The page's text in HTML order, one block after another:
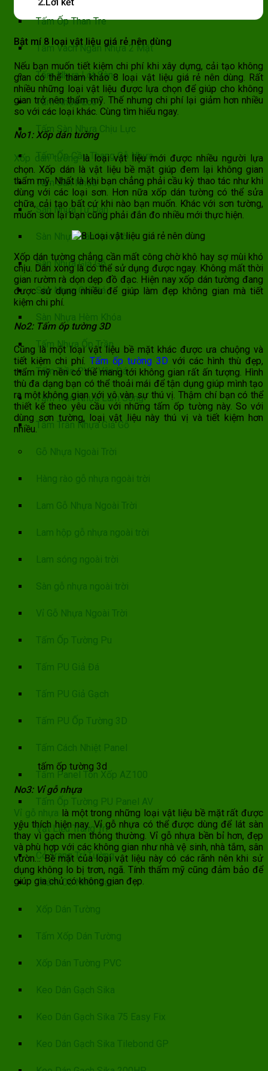
Tấm Ốp Than Tre
Tấm Vách Ngăn Nhựa 2 Mặt
Tấm Nhựa Lót Sàn
Tấm Nhựa Eco
Tấm Sàn Nhựa Chịu Lực
Tấm Ốp Cầu Thang Gỗ Nhựa
Tấm Sàn Nhựa
Sàn Nhựa Tự Dán
Sàn Nhựa Dán Keo Rời
Sàn Nhựa Giả Gỗ
Sàn Nhựa Giả Đá
Sàn Nhựa Hèm Khóa
Tấm Nhựa Ốp Trần
Tấm Trần PVC Vân Đá
Tấm Trần Nhựa Lam Sóng
Tấm Trần Nhựa Giả Gỗ
Gỗ Nhựa Ngoài Trời
Hàng rào gỗ nhựa ngoài trời
Lam Gỗ Nhựa Ngoài Trời
Lam hộp gỗ nhựa ngoài trời
Lam sóng ngoài trời
Sàn gỗ nhựa ngoài trời
Vỉ Gỗ Nhựa Ngoài Trời
Tấm Ốp Tường Pu
Tấm PU Giả Đá
Tấm PU Giả Gạch
Tấm PU Ốp Tường 3D
Tấm Cách Nhiệt Panel
Tấm Panel Tôn Xốp AZ100
Tấm Ốp Tường PU Panel AV
Vật Liệu Trang Trí
Cỏ Trang Trí Tường
Thảm Cỏ Nhân Tạo
Xốp Dán Tường
Tấm Xốp Dán Tường
Xốp Dán Tường PVC
Keo Dán Gạch Sika
Keo Dán Gạch Sika 75 Easy Fix
Keo Dán Gạch Sika Tilebond GP
Bật mí 8 loại vật liệu giá rẻ nên dùng
Nếu bạn muốn tiết kiệm chi phí khi xây dựng, cải tạo không
gian có thể tham khảo 8 loại vật liệu giá rẻ nên dùng. Rất
nhiều những loại vật liệu được lựa chọn để giúp cho không
gian trở nên thẩm mỹ. Thế nhưng chi phí lại giảm hơn nhiều
so với các loại khác. Cùng tìm hiểu ngay.
No1: Xốp dán tường
Xốp dán tườnglà loại vật liệu mới được nhiều người lựa
chọn. Xốp dán là vật liệu bề mặt giúp đem lại không gian
thẩm mỹ. Nhất là khi bạn chẳng phải cầu kỳ thao tác như khi
dùng với các loại sơn. Hơn nữa xốp dán tường có thể sửa
chữa, cải tạo bất cứ khi nào bạn muốn. Khác với sơn tường,
muốn sơn lại bạn cũng phải đắn đo nhiều mới thực hiện.
Xốp dán tường chẳng cần mất công chờ khô hay sợ mùi khó
chịu. Dán xong là có thể sử dụng được ngay. Không mất thời
gian rườm rà dọn dẹp đồ đạc. Hiện nay xốp dán tường đang
được sử dụng nhiều để giúp làm đẹp không gian mà tiết
kiệm chi phí.
No2: Tấm ốp tường 3D
Cũng là một loại vật liệu bề mặt khác được ưa chuộng và
tiết kiệm chi phí. Tấm ốp tường 3D với các hình thù đẹp,
thẩm mỹ nên có thể mang tới không gian rất ấn tượng. Hình
thù đa dạng bạn có thể thoải mái để tận dụng giúp mình tạo
ra một không gian với vô vàn sự thú vị. Thậm chí bạn có thể
thiết kế theo yêu cầu với những tấm ốp tường này. So với
dùng sơn tường, loại vật liệu này thú vị và tiết kiệm hơn
nhiều.
tấm ốp tường 3d
No3: Vỉ gỗ nhựa
Vỉ gỗ nhựa là một trong những loại vật liệu bề mặt rất được
yêu thích hiện nay. Vỉ gỗ nhựa có thể được dùng để lát sàn
thay vì gạch men thông thường. Vỉ gỗ nhựa bền bỉ hơn, đẹp
và phù hợp với các không gian như nhà vệ sinh, nhà tắm, sân
vườn… Bề mặt của loại vật liệu này có các rãnh nên khi sử
dụng không lo bị trơn, ngã. Tính thẩm mỹ cũng đảm bảo để
giúp gia chủ có không gian đẹp.